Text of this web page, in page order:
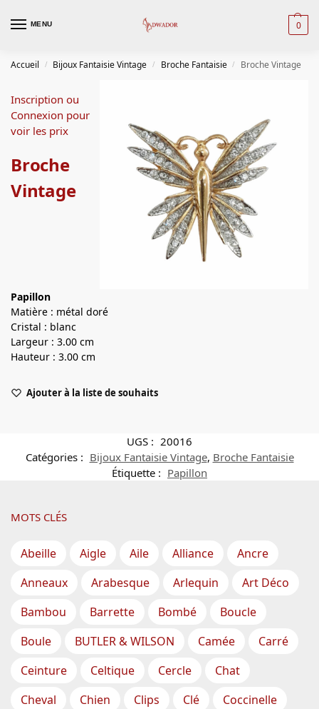
MENU 0
Accueil / Bijoux Fantaisie Vintage / Broche Fantaisie / Broche Vintage
Inscription ou
Connexion pour
voir les prix
Broche
Vintage
Papillon
Matière : métal doré
Cristal : blanc
Largeur : 3.00 cm
Hauteur : 3.00 cm
Ajouter à la liste de souhaits
UGS : 20016
Catégories : Bijoux Fantaisie Vintage, Broche Fantaisie
Étiquette : Papillon
MOTS CLÉS
Abeille Aigle Aile Alliance
Ancre
Anneaux
Arabesque Arlequin
Art Déco
Bambou
Barrette Bombé
Boucle
Boule
BUTLER & WILSON Camée
Carré
Ceinture
Celtique Cercle
Chat
Cheval
Chien Clips Clé
Coccinelle